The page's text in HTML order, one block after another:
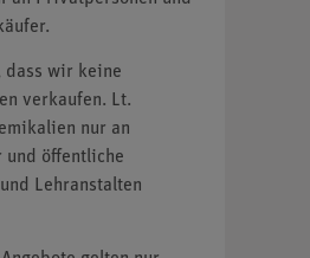
dass wir keine
verkaufen. Lt.
nur an
öffentliche
Lehranstalten